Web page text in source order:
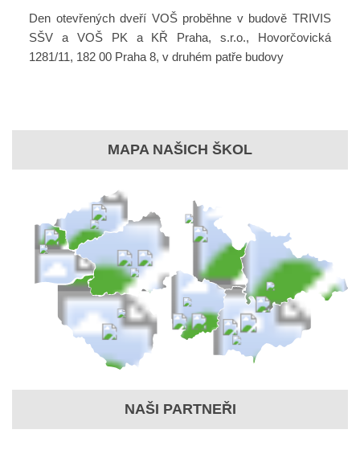
Den otevřených dveří VOŠ proběhne v budově TRIVIS
SŠV a VOŠ PK a KŘ Praha, s.r.o., Hovorčovická
1281/11, 182 00 Praha 8, v druhém patře budovy
MAPA NAŠICH ŠKOL
NAŠI PARTNEŘI